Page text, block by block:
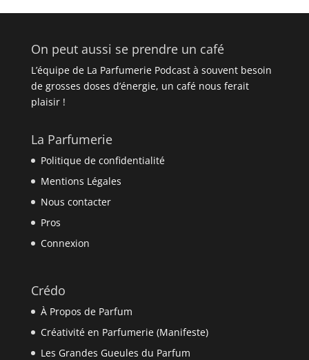
On peut aussi se prendre un café
L’équipe de La Parfumerie Podcast à souvent besoin
de grosses doses d’énergie, un café nous ferait
plaisir !
La Parfumerie
Politique de confidentialité
Mentions Légales
Nous contacter
Pros
Connexion
Crédo
À Propos de Parfum
Créativité en Parfumerie (Manifeste)
Les Grandes Gueules du Parfum